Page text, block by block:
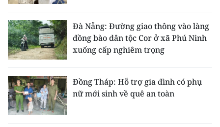
Đà Nẵng: Đường giao thông vào làng
đồng bào dân tộc Cor ở xã Phú Ninh
xuống cấp nghiêm trọng
Đồng Tháp: Hỗ trợ gia đình có phụ
nữ mới sinh về quê an toàn